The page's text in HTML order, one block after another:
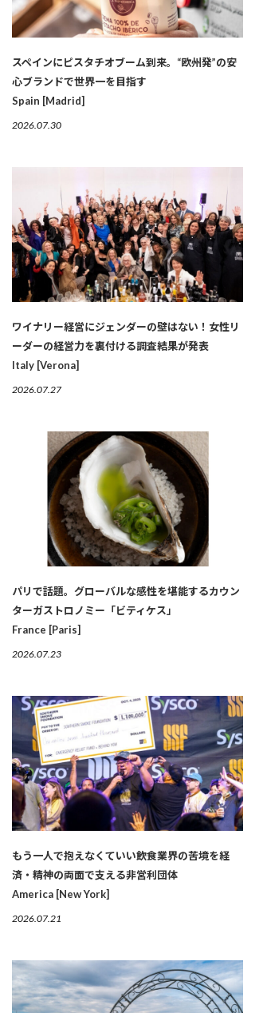
スペインにピスタチオブーム到来。“欧州発”の安
心ブランドで世界一を目指す
Spain [Madrid]
2026.07.30
ワイナリー経営にジェンダーの壁はない！女性リ
ーダーの経営力を裏付ける調査結果が発表
Italy [Verona]
2026.07.27
パリで話題。グローバルな感性を堪能するカウン
ターガストロノミー「ビティケス」
France [Paris]
2026.07.23
もう一人で抱えなくていい――飲食業界の苦境を経
済・精神の両面で支える非営利団体
America [New York]
2026.07.21